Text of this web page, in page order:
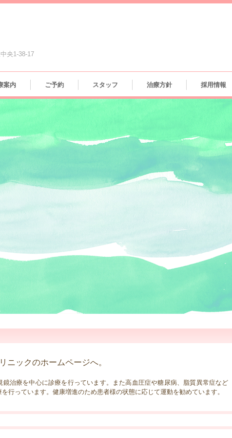
央1-38-17
案内 ご予約 スタッフ 治療方針 採用情報
ニックのホームページへ。
鏡治療を中心に診療を行っています。また高血圧症や糖尿病、脂質異常症など
行っています。健康増進のため患者様の状態に応じて運動を勧めています。